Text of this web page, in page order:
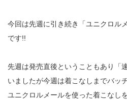
今回は先週に引き続き「ユニクロル
です!!
先週は発売直後ということもあり「
いましたが今週は着こなしまでバッ
ユニクロルメールを使った着こなし